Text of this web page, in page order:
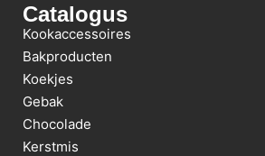
Catalogus
Kookaccessoires
Bakproducten
Koekjes
Gebak
Chocolade
Kerstmis